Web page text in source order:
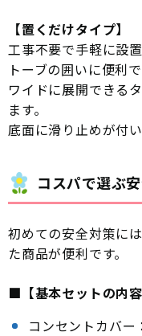
【置くだけタイプ】
工事不要で手軽に設
トーブの囲いに便利で
ワイドに展開できる
ます。
底面に滑り止めが付
コスパで選ぶ
初めての安全対策に
た商品が便利です。
■【基本セットの内容
コンセントカバー